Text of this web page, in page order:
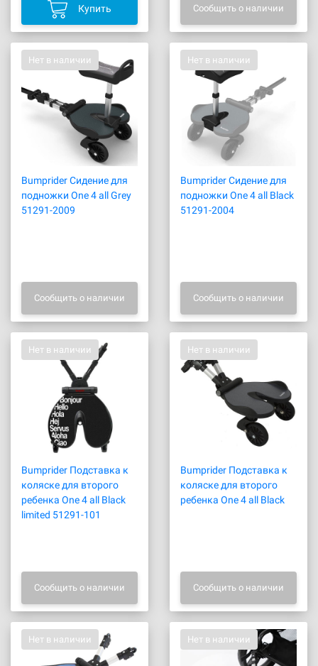
Купить Сообщить о наличии
Нет в наличии
Bumprider Сидение для
подножки One 4 all Grey
51291-2009
Сообщить о наличии
Нет в наличии
Bumprider Сидение для
подножки One 4 all Black
51291-2004
Сообщить о наличии
Нет в наличии
Bumprider Подставка к
коляске для второго
ребенка One 4 all Black
limited 51291-101
Сообщить о наличии
Нет в наличии
Bumprider Подставка к
коляске для второго
ребенка One 4 all Black
Сообщить о наличии
Нет в наличии Нет в наличии